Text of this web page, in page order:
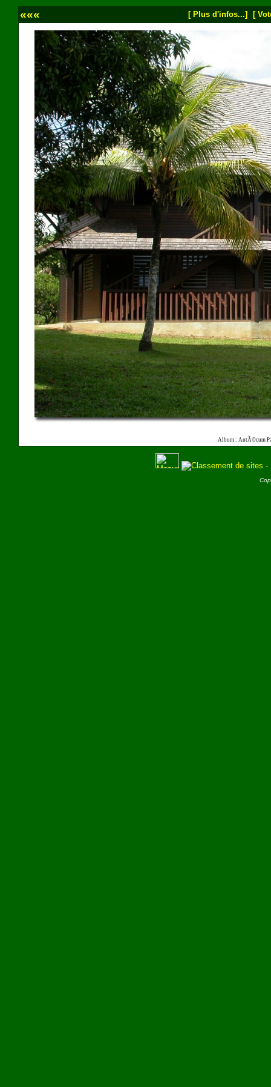
««« [ Plus d'infos...] [
Album : AntÃ©cum